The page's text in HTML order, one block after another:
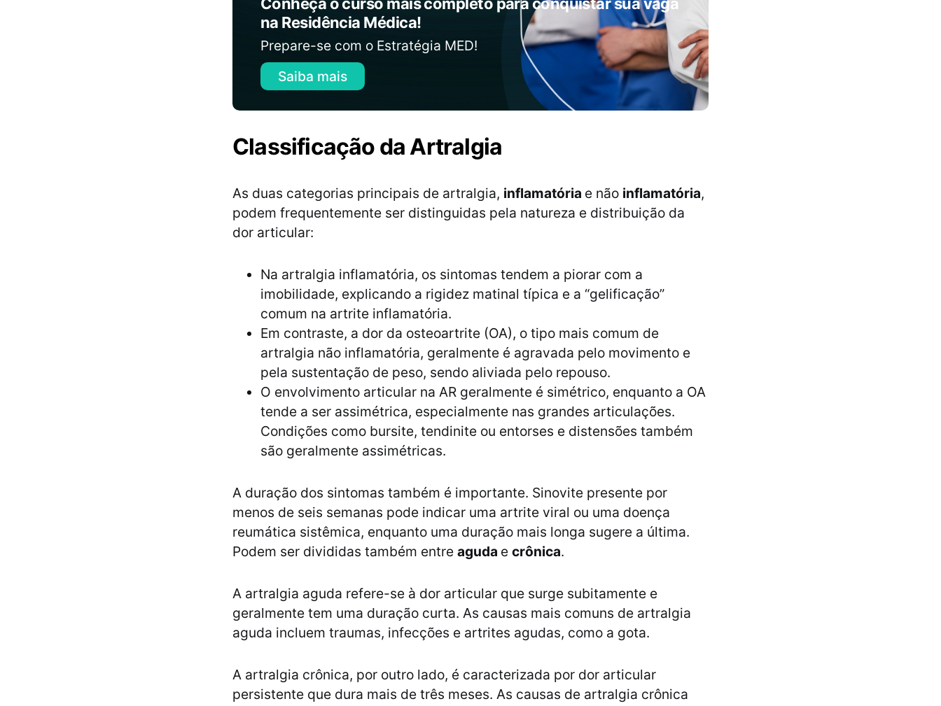
na Residência Médica!
Prepare-se com o Estratégia MED!
Saiba mais
Classificação da Artralgia
As duas categorias principais de artralgia, inflamatória e não inflamatória,
podem frequentemente ser distinguidas pela natureza e distribuição da
dor articular:
Na artralgia inflamatória, os sintomas tendem a piorar com a
imobilidade, explicando a rigidez matinal típica e a “gelificação”
comum na artrite inflamatória.
Em contraste, a dor da osteoartrite (OA), o tipo mais comum de
artralgia não inflamatória, geralmente é agravada pelo movimento e
pela sustentação de peso, sendo aliviada pelo repouso.
O envolvimento articular na AR geralmente é simétrico, enquanto a OA
tende a ser assimétrica, especialmente nas grandes articulações.
Condições como bursite, tendinite ou entorses e distensões também
são geralmente assimétricas.
A duração dos sintomas também é importante. Sinovite presente por
menos de seis semanas pode indicar uma artrite viral ou uma doença
reumática sistêmica, enquanto uma duração mais longa sugere a última.
Podem ser divididas também entre aguda e crônica.
A artralgia aguda refere-se à dor articular que surge subitamente e
geralmente tem uma duração curta. As causas mais comuns de artralgia
aguda incluem traumas, infecções e artrites agudas, como a gota.
A artralgia crônica, por outro lado, é caracterizada por dor articular
persistente que dura mais de três meses. As causas de artralgia crônica